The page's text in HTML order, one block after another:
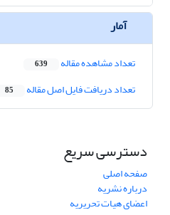
آمار
تعداد مشاهده مقاله 639
تعداد دریافت فایل اصل مقاله 85
دسترسی سریع
صفحه اصلی
درباره نشریه
اعضای هیات تحریریه